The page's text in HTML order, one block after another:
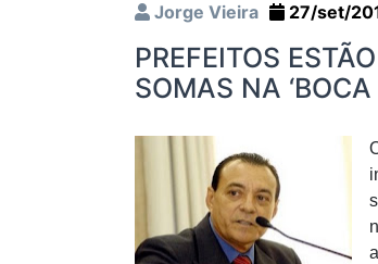
Jorge Vieira 27/set/
PREFEITOS
SOMAS NA ‘BOCA